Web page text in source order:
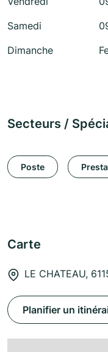
Samedi
Dimanche
Secteurs /
Poste
Carte
LE CHATEAU,
Planifier un